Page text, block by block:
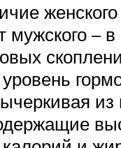
женского
мужского –